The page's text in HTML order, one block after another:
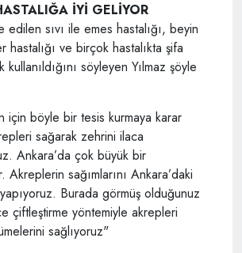
İYİ GELİYOR
sıvı ile emes hastalığı, beyin
hastalığı ve birçok hastalıkta şifa
kullanıldığını söyleyen Yılmaz şöyle
için böyle bir tesis kurmaya karar
sağarak zehrini ilaca
Ankara’da çok büyük bir
Akreplerin sağımlarını Ankara’daki
Burada görmüş olduğunuz
çiftleştirme yöntemiyle akrepleri
sağlıyoruz"